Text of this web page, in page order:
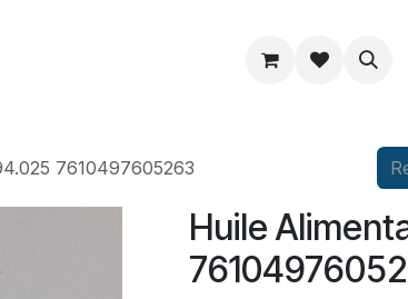
À propos
7610497605263
Huile